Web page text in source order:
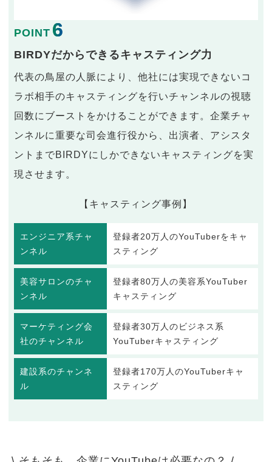
POINT 6
BIRDYだからできるキャスティング力
代表の鳥屋の人脈により、他社には実現できないコ
ラボ相手のキャスティングを行いチャンネルの視聴
回数にブーストをかけることができます。企業チャ
ンネルに重要な司会進行役から、出演者、アシスタ
ントまでBIRDYにしかできないキャスティングを実
現させます。
【キャスティング事例】
エンジニア系チャ
ンネル
登録者20万人のYouTuberをキャ
スティング
美容サロンのチャ
ンネル
登録者80万人の美容系YouTuber
キャスティング
マーケティング会
社のチャンネル
登録者30万人のビジネス系
YouTuberキャスティング
建設系のチャンネ
ル
登録者170万人のYouTuberキャ
スティング